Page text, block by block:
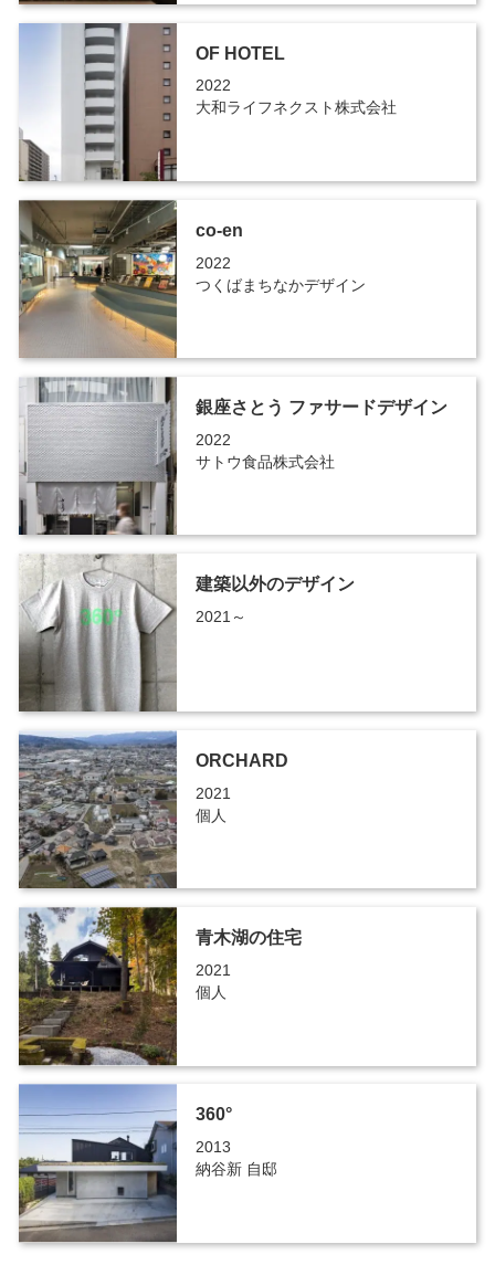
OF HOTEL
2022
大和ライフネクスト株式会社
co-en
2022
つくばまちなかデザイン
銀座さとう ファサードデザイン
2022
サトウ食品株式会社
建築以外のデザイン
2021～
ORCHARD
2021
個人
青木湖の住宅
2021
個人
360°
2013
納谷新 自邸